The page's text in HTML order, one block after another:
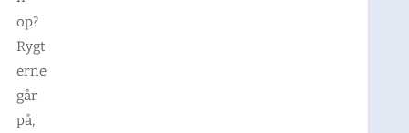
op?
Rygt
erne
går
på,